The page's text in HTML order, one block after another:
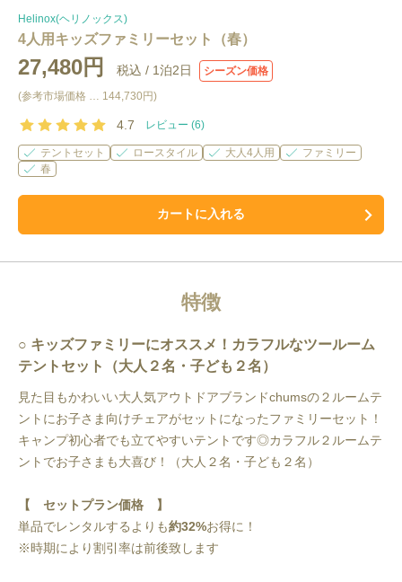
Helinox(ヘリノックス)
4人用キッズファミリーセット（春）
27,480円 税込 / 1泊2日
シーズン価格
(参考市場価格 … 144,730円)
4.7 レビュー (6)
テントセット ロースタイル 大人4人用
ファミリー
春
カートに入れる
特徴
キッズファミリーにオススメ！カラフルなツールーム
テントセット（大人２名・子ども２名）
見た目もかわいい大人気アウトドアブランドchumsの２ルームテ
ントにお子さま向けチェアがセットになったファミリーセット！
キャンプ初心者でも立てやすいテントです◎カラフル２ルームテ
ントでお子さまも大喜び！（大人２名・子ども２名）
【　セットプラン価格　】
単品でレンタルするよりも約32%お得に！
※時期により割引率は前後致します